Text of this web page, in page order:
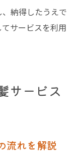
納得したうえで
サービスを利用
サービス
流れを解説